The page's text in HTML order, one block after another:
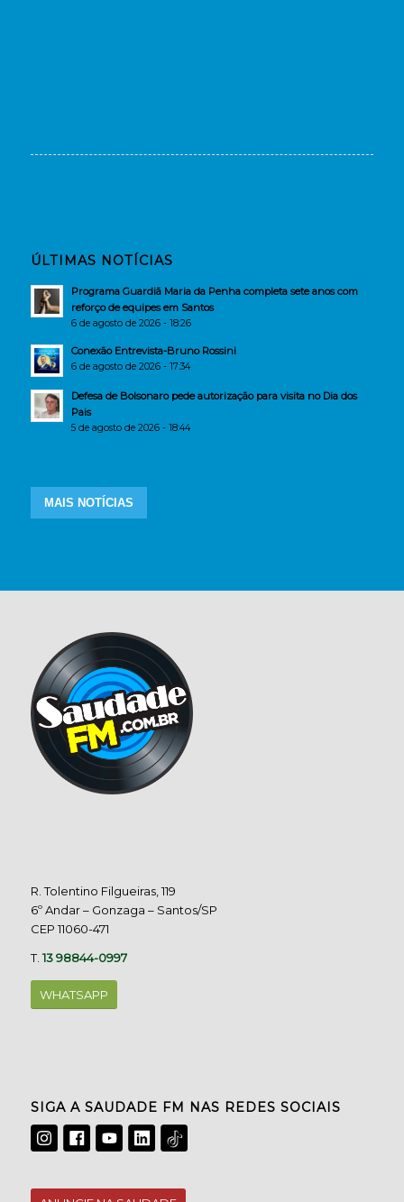
ÚLTIMAS NOTÍCIAS
Programa Guardiã Maria da Penha completa sete anos com
reforço de equipes em Santos
6 de agosto de 2026 - 18:26
Conexão Entrevista-Bruno Rossini
6 de agosto de 2026 - 17:34
Defesa de Bolsonaro pede autorização para visita no Dia dos
Pais
5 de agosto de 2026 - 18:44
MAIS NOTÍCIAS
R. Tolentino Filgueiras, 119
6º Andar – Gonzaga – Santos/SP
CEP 11060-471
T.13 98844-0997
WHATSAPP
SIGA A SAUDADE FM NAS REDES SOCIAIS